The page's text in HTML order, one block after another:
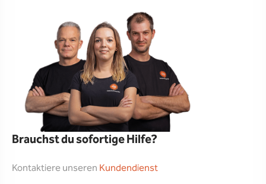
Brauchst du sofortige Hilfe?
Kontaktiere unseren Kundendienst